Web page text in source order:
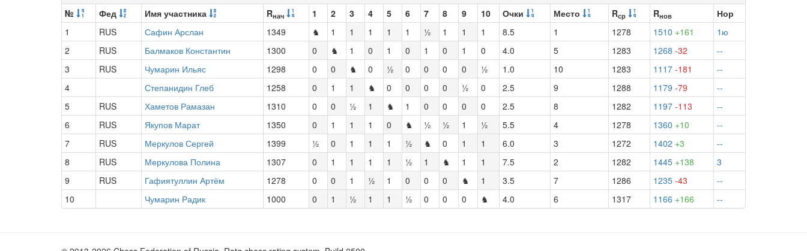
№ Фед Имя участника Rнач 1 2 3 4 5 6 7 8 9 10 Очки Место Rср Rнов
Нор
1
RUS Сафин Арслан 1349 ♞ 1 1 1 1 1 ½ 1 1 1 8.5 1 1278 1510 +161
1ю
2
RUS Балмаков Константин 1300 0 ♞ 1 0 1 0 1 0 1 0 4.0 5 1283 1268 -32
--
3
RUS Чумарин Ильяс 1298 0 0 ♞ 0 ½ 0 0 0 0 ½ 1.0 10 1283 1117 -181
--
4
Степанидин Глеб 1258 0 1 1 ♞ 0 0 0 0 ½ 0 2.5 9 1288 1179 -79
--
5
RUS Хаметов Рамазан 1310 0 0 ½ 1 ♞ 1 0 0 0 0 2.5 8 1282 1197 -113
--
6
RUS Якупов Марат 1350 0 1 1 1 0 ♞ ½ ½ 1 ½ 5.5 4 1278 1360 +10
--
7
RUS Меркулов Сергей 1399 ½ 0 1 1 1 ½ ♞ 0 1 1 6.0 3 1272 1402 +3
--
8
RUS Меркулова Полина 1307 0 1 1 1 1 ½ 1 ♞ 1 1 7.5 2 1282 1445 +138
3
9
RUS Гафиятуллин Артём 1278 0 0 1 ½ 1 0 0 0 ♞ 1 3.5 7 1286 1235 -43
--
10
Чумарин Радик 1000 0 1 ½ 1 1 ½ 0 0 0 ♞ 4.0 6 1317 1166 +166 --